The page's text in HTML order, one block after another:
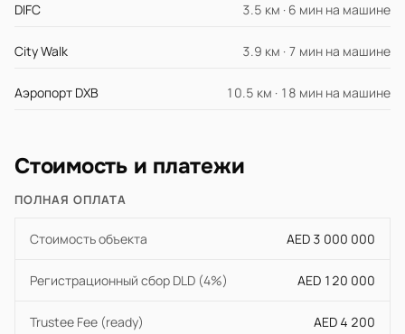
DIFC 3.5 км · 6 мин на машине
City Walk 3.9 км · 7 мин на машине
Аэропорт DXB 10.5 км · 18 мин на машине
Стоимость и платежи
ПОЛНАЯ ОПЛАТА
Стоимость объекта AED 3 000 000
Регистрационный сбор DLD (4%) AED 120 000
Trustee Fee (ready) AED 4 200